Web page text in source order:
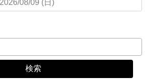
検索